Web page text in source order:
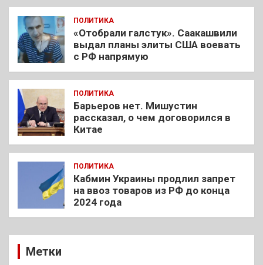
ПОЛИТИКА
«Отобрали галстук». Саакашвили
выдал планы элиты США воевать
с РФ напрямую
ПОЛИТИКА
Барьеров нет. Мишустин
рассказал, о чем договорился в
Китае
ПОЛИТИКА
Кабмин Украины продлил запрет
на ввоз товаров из РФ до конца
2024 года
Метки